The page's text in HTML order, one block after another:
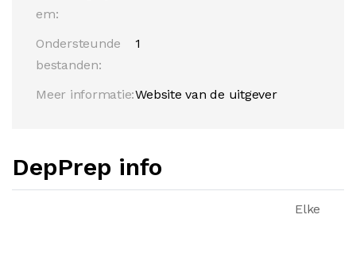
em:
Ondersteunde
bestanden:
1
Meer informatie:Website van de uitgever
DepPrep info
Elke